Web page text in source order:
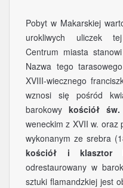
Pobyt w Makarskiej
urokliwych uliczek
Centrum miasta stanowi
Nazwa tego
XVIII-wiecznego
wznosi się pośród
barokowy kościół św.
weneckim z XVII w. oraz
wykonanym ze srebra
kościół i klasztor
odrestaurowany w
sztuki flamandzkiej jest